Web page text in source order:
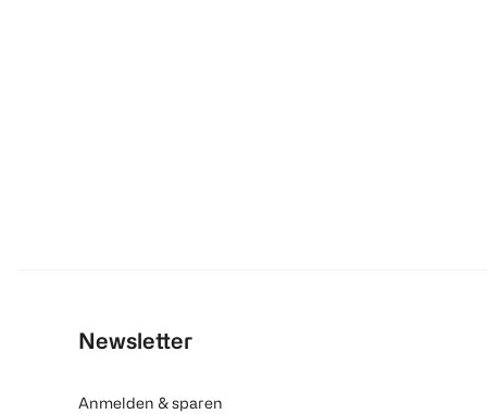
Newsletter
Anmelden & sparen